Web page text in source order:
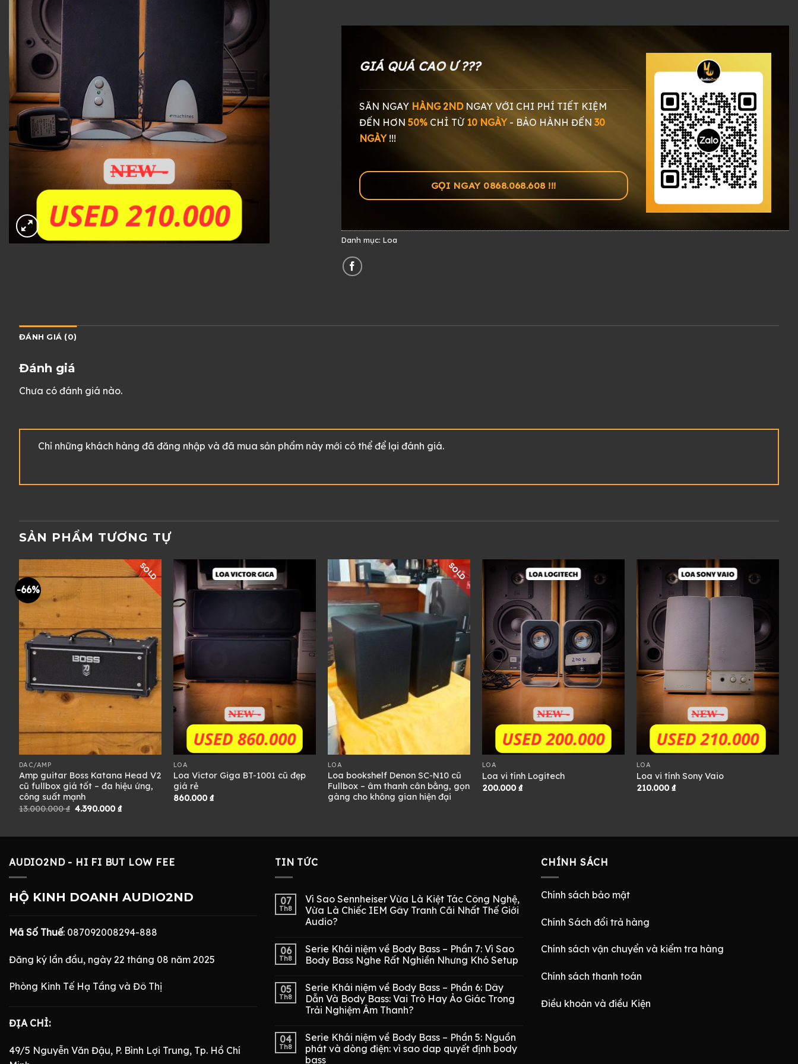
GIÁ QUÁ CAO Ư ???
SĂN NGAY HÀNG 2NDNGAY VỚI CHI PHÍ TIẾT KIỆM
ĐẾN HƠN 50% CHỈ TỪ 10 NGÀY- BẢO HÀNH ĐẾN 30
NGÀY!!!
GỌI NGAY 0868.068.608 !!!
Danh mục: Loa
ĐÁNH GIÁ (0)
Đánh giá
Chưa có đánh giá nào.
Chỉ những khách hàng đã đăng nhập và đã mua sản phẩm này mới có thể để lại đánh giá.
SẢN PHẨM TƯƠNG TỰ
-66%
SOLD
DAC/AMP
Amp guitar Boss Katana Head V2
cũ fullbox giá tốt – đa hiệu ứng,
công suất mạnh
13.000.000₫ Giá
4.390.000₫Giá
LOA
Loa Victor Giga BT-1001 cũ đẹp
giá rẻ
860.000 ₫
SOLD
LOA
Loa bookshelf Denon SC-N10 cũ
Fullbox – âm thanh cân bằng, gọn
gàng cho không gian hiện đại
LOA
Loa vi tính Logitech
200.000 ₫
LOA
Loa vi tính Sony Vaio
210.000 ₫
AUDIO2ND - HI FI BUT LOW FEE
HỘ KINH DOANH AUDIO2ND
Mã Số Thuế: 087092008294-888
Đăng ký lần đầu, ngày 22 tháng 08 năm 2025
Phòng Kinh Tế Hạ Tầng và Đô Thị
ĐỊA CHỈ:
49/5 Nguyễn Văn Đậu, P. Bình Lợi Trung, Tp. Hồ Chí
TIN TỨC
07
Th8
Vì Sao Sennheiser Vừa Là Kiệt Tác Công Nghệ,
Vừa Là Chiếc IEM Gây Tranh Cãi Nhất Thế Giới
Audio?
06
Th8
Serie Khái niệm về Body Bass – Phần 7: Vì Sao
Body Bass Nghe Rất Nghiền Nhưng Khó Setup
05
Th8
Serie Khái niệm về Body Bass – Phần 6: Dây
Dẫn Và Body Bass: Vai Trò Hay Ảo Giác Trong
Trải Nghiệm Âm Thanh?
04
Th8
Serie Khái niệm về Body Bass – Phần 5: Nguồn
phát và dòng điện: vì sao dap quyết định body
bass
CHÍNH SÁCH
Chính sách bảo mật
Chính Sách đổi trả hàng
Chính sách vận chuyển và kiểm tra hàng
Chính sách thanh toán
Điều khoản và điều Kiện